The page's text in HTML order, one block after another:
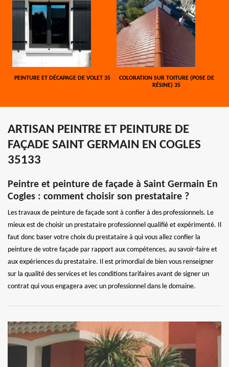
PEINTURE ET DÉCAPAGE DE VOLET 35
COLORATION SUR TOITURE (POSE DE
RÉSINE) 35
ARTISAN PEINTRE ET PEINTURE DE
FAÇADE SAINT GERMAIN EN COGLES
35133
Peintre et peinture de façade à Saint Germain En
Cogles : comment choisir son prestataire ?
Les travaux de peinture de façade sont à confier à des professionnels. Le
mieux est de choisir un prestataire professionnel qualifié et expérimenté. Il
faut donc baser votre choix du prestataire à qui vous allez confier la
peinture de votre façade par rapport aux compétences, au savoir-faire et
aux expériences du prestataire. Il est primordial de bien vous renseigner
sur la qualité des services et les conditions tarifaires avant de signer un
contrat qui vous engagera avec un professionnel dans le domaine.